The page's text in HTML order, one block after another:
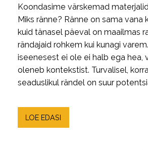
Koondasime värskemad
Miks ränne? Ränne on sama vana
kuid tänasel päeval on maailmas
rändajaid rohkem kui kunagi
iseenesest ei ole ei halb ega hea,
oleneb kontekstist. Turvalisel,
seaduslikul rändel on suur
LOE EDASI